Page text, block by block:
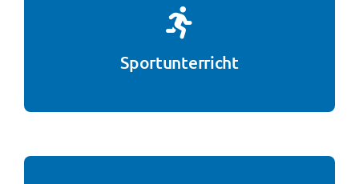
Sportunterricht